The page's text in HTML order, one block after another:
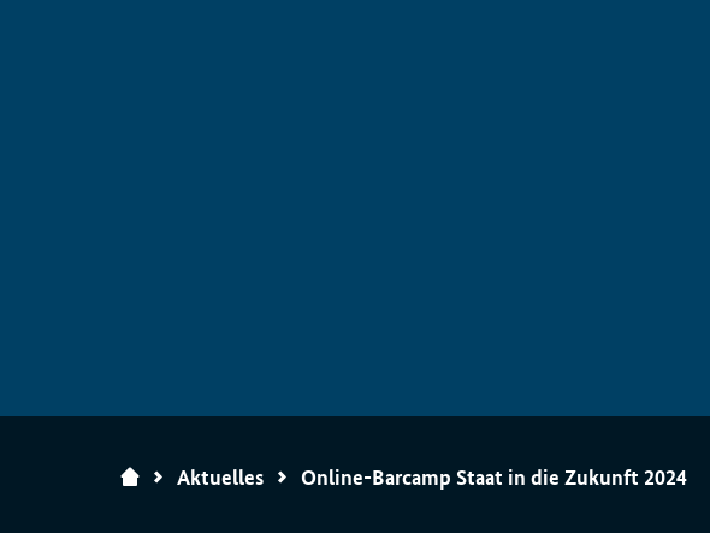
Zur Startseite
Aktuelles Online-Barcamp Staat in die Zukunft 2024